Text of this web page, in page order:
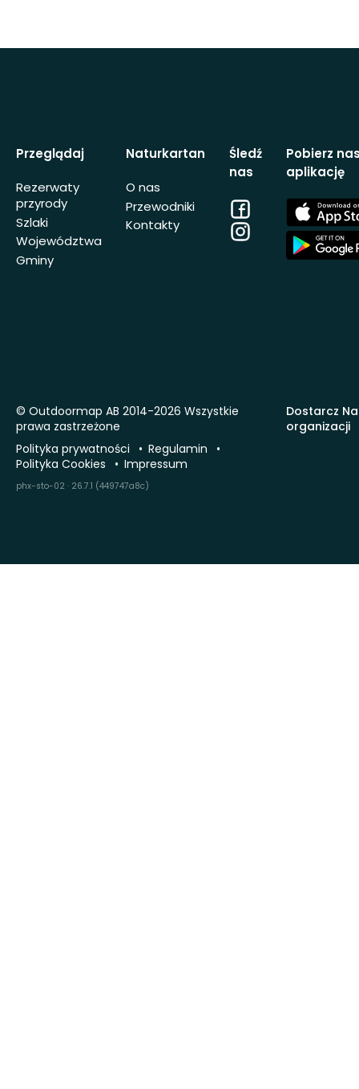
Przeglądaj
Rezerwaty
przyrody
Szlaki
Województwa
Gminy
Naturkartan
O nas
Przewodniki
Kontakty
Śledź
nas
Facebook
Instagram
Pobierz
aplikację
App
Store
App
Store
Dostarcz
organizacji
© Outdoormap AB 2014-2026 Wszystkie
prawa zastrzeżone
Polityka prywatności
Regulamin
Polityka Cookies
Impressum
phx-sto-02 · 26.7.1 (449747a8c)